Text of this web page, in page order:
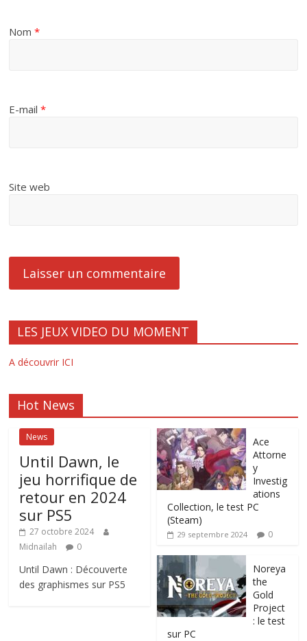
Nom*
E-mail*
Site web
LES JEUX VIDEO DU MOMENT
A découvrir ICI
Hot News
News
Until Dawn, le
jeu horrifique de
retour en 2024
sur PS5
27 octobre 2024
Midnailah
0
Until Dawn : Découverte
des graphismes sur PS5
Ace
Attorne
y
Investig
ations
Collection, le test PC
(Steam)
29 septembre 2024 0
Noreya
the
Gold
Project
: le test
sur PC